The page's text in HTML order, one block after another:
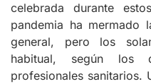
celebrada durante
pandemia ha mermado
general, pero los
habitual, según los
profesionales sanitarios.